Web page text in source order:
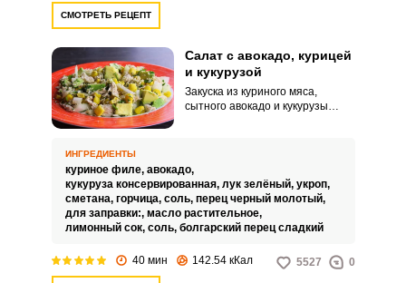
СМОТРЕТЬ РЕЦЕПТ
Салат с авокадо, курицей
и кукурузой
Закуска из куриного мяса,
сытного авокадо и кукурузы
ужина в качестве основного
блюда.
ИНГРЕДИЕНТЫ
куриное филе, авокадо,
кукуруза консервированная, лук зелёный, укроп,
сметана, горчица, соль, перец черный молотый,
для заправки:, масло растительное,
лимонный сок, соль, болгарский перец сладкий
40 мин 142.54 кКал 5527 0